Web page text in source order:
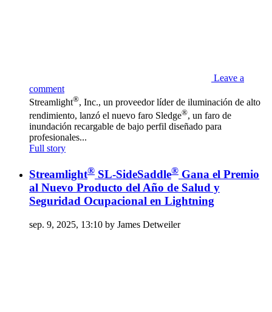
Leave a
comment
Streamlight®, Inc., un proveedor líder de iluminación de alto
rendimiento, lanzó el nuevo faro Sledge®, un faro de
inundación recargable de bajo perfil diseñado para
profesionales...
Full story
Streamlight® SL-SideSaddle® Gana el Premio
al Nuevo Producto del Año de Salud y
Seguridad Ocupacional en Lightning
sep. 9, 2025, 13:10 by James Detweiler